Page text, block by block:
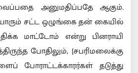
அனுமதிப்பதே ஆகும்.
சட்ட ஒழுங்கை தன் கையில்
மாட்டோம் என்று பினராயி
போதிலும், [சபரிமலைக்கு
போராட்டக்காரர்கள் தடுத்து